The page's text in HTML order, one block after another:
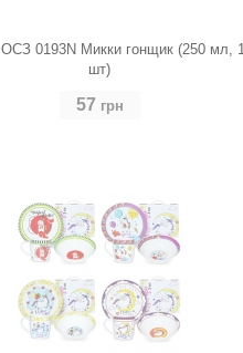
0193N Микки гонщик (250 мл, 1
шт)
57 грн